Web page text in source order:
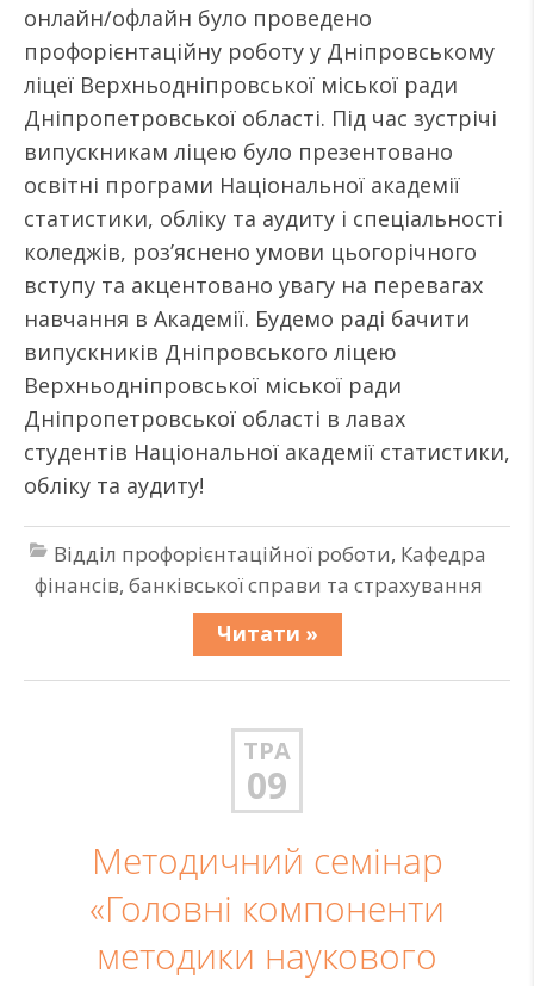
онлайн/офлайн було проведено
профорієнтаційну роботу у Дніпровському
ліцеї Верхньодніпровської міської ради
Дніпропетровської області. Під час зустрічі
випускникам ліцею було презентовано
освітні програми Національної академії
статистики, обліку та аудиту і спеціальності
коледжів, роз’яснено умови цьогорічного
вступу та акцентовано увагу на перевагах
навчання в Академії. Будемо раді бачити
випускників Дніпровського ліцею
Верхньодніпровської міської ради
Дніпропетровської області в лавах
студентів Національної академії статистики,
обліку та аудиту!
Відділ профорієнтаційної роботи, Кафедра
фінансів, банківської справи та страхування
Читати »
ТРА
09
Методичний семінар
«Головні компоненти
методики наукового